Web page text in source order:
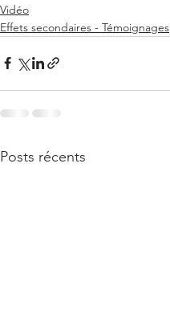
Vidéo
Effets secondaires - Témoignages
Posts récents